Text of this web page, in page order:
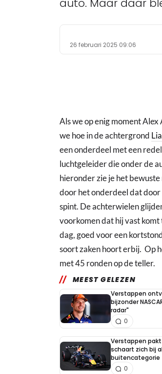
auto. Maar daar
26 februari 2025 09:06
Als we op enig moment
we hoe in de achtergrond
een onderdeel met een
luchtgeleider die onder de
hieronder zie je het
door het onderdeel dat
spint. De achterwielen
voorkomen dat hij vast
dag, goed voor een
soort zaken hoort erbij. Op
met 45 ronden op de teller.
MEEST GELEZEN
Verstappen
bijzonder
radar"
0
Verstappen
schaart zich bij
buitencategorie
0